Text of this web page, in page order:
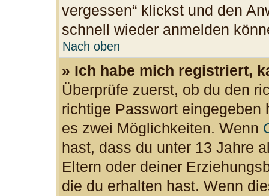
vergessen“ klickst und den
schnell wieder anmelden
Nach oben
» Ich habe mich registriert,
Überprüfe zuerst, ob du den
richtige Passwort
es zwei Möglichkeiten. Wenn
hast, dass du unter 13 Jahre
Eltern oder deiner
die du erhalten hast. Wenn